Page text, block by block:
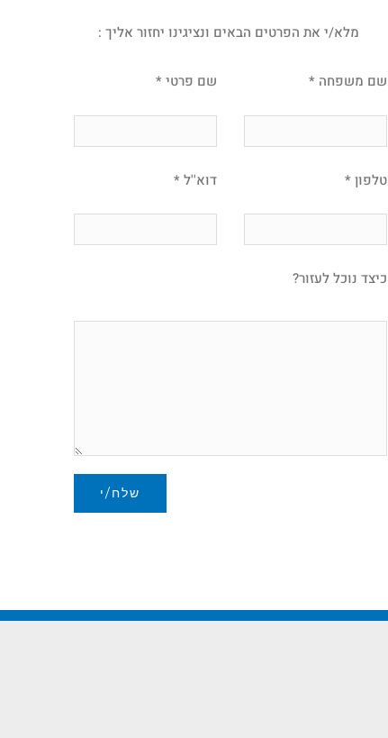
מלא/י את הפרטים הבאים ונציגינו יחזור אליך :
שם פרטי * שם משפחה *
דוא''ל * טלפון *
כיצד נוכל לעזור?